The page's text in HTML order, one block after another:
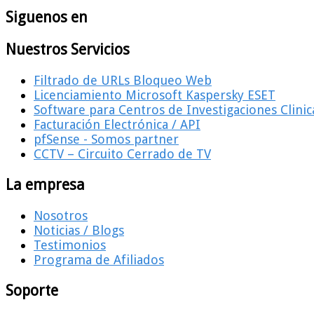
Siguenos en
Nuestros Servicios
Filtrado de URLs Bloqueo Web
Licenciamiento Microsoft Kaspersky ESET
Software para Centros de Investigaciones
Facturación Electrónica / API
pfSense - Somos partner
CCTV – Circuito Cerrado de TV
La empresa
Nosotros
Noticias / Blogs
Testimonios
Programa de Afiliados
Soporte